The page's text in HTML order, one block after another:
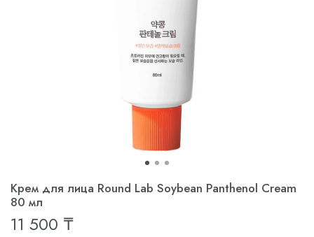
Крем для лица Round Lab Soybean Panthenol Cream
80 мл
11 500 ₸